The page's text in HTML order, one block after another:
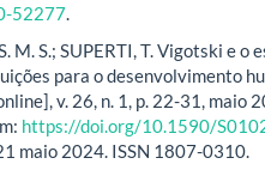
52277
M. S.; SUPERTI, T. Vigotski e o
para o desenvolvimento
v. 26, n. 1, p. 22-31, maio
https://doi.org/10.1590/
maio 2024. ISSN 1807-0310.